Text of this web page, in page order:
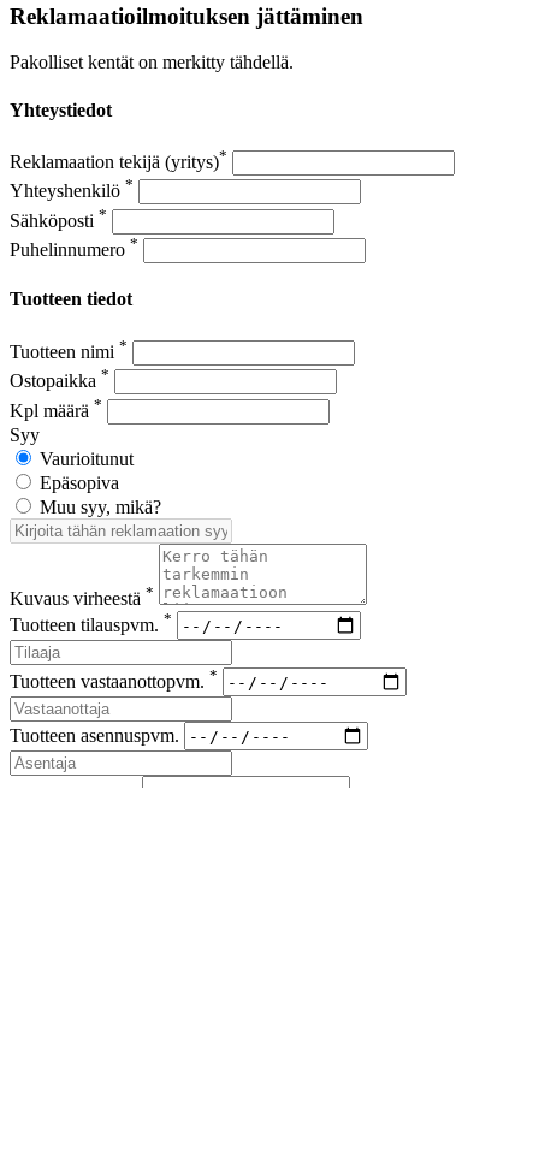
Reklamaatioilmoituksen jättäminen
Pakolliset kentät on merkitty tähdellä.
Yhteystiedot
Reklamaation tekijä (yritys)*
Yhteyshenkilö *
Sähköposti *
Puhelinnumero *
Tuotteen tiedot
Tuotteen nimi *
Ostopaikka *
Kpl määrä *
Syy
Vaurioitunut
Epäsopiva
Muu syy, mikä?
Kuvaus virheestä *
Tuotteen tilauspvm. *
Tuotteen vastaanottopvm. *
Tuotteen asennuspvm.